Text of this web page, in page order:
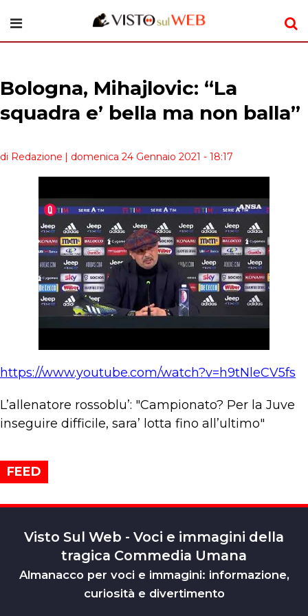
Bologna, Mihajlovic: “La
squadra e’ bella ma non balla”
di Redazione | domenica 24 Gennaio 2021 - 18:17
https://www.youtube.com/watch?v=h9tNleCV5fs
L’allenatore rossoblu’: "Campionato? Per la Juve
inseguire difficile, sara’ lotta fino all’ultimo"
FEED
Visto Sul Web - Voci e immagini della
tragica Commedia Umana
Almanacco per voci e immagini: informazione,
curiosità e divertimento